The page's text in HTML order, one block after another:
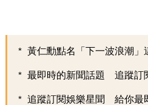
黃仁勳點名「下一波浪潮」
最即時的新聞話題 追蹤訂
追蹤訂閱娛樂星聞 給你最